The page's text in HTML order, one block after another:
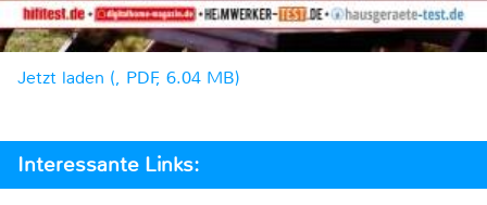
Jetzt laden (, PDF, 6.04 MB)
Interessante Links: